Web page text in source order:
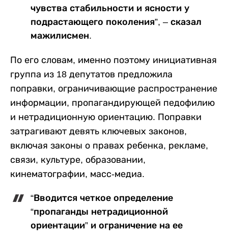
чувства стабильности и ясности у
подрастающего поколения”, – сказал
мажилисмен.
По его словам, именно поэтому инициативная
группа из 18 депутатов предложила
поправки, ограничивающие распространение
информации, пропагандирующей педофилию
и нетрадиционную ориентацию. Поправки
затрагивают девять ключевых законов,
включая законы о правах ребенка, рекламе,
связи, культуре, образовании,
кинематографии, масс-медиа.
“Вводится четкое определение
“пропаганды нетрадиционной
ориентации” и ограничение на ее